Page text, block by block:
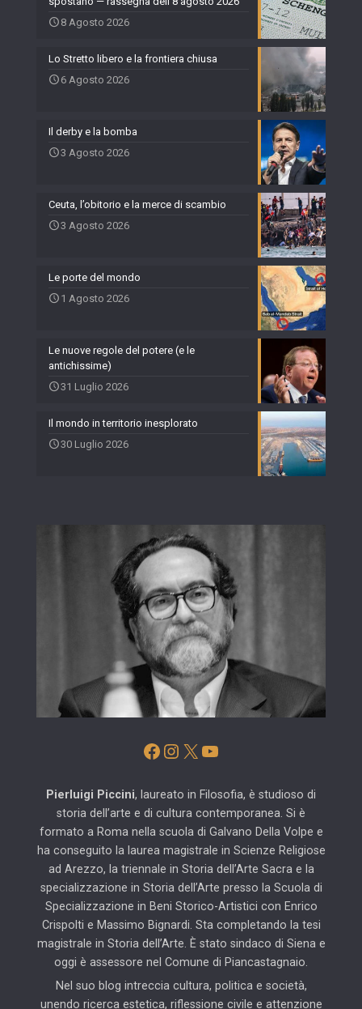
8 Agosto 2026
Lo Stretto libero e la frontiera chiusa
6 Agosto 2026
Il derby e la bomba
3 Agosto 2026
Ceuta, l’obitorio e la merce di scambio
3 Agosto 2026
Le porte del mondo
1 Agosto 2026
Le nuove regole del potere (e le
antichissime)
31 Luglio 2026
Il mondo in territorio inesplorato
30 Luglio 2026
Facebook
Instagram
X YouTube
Pierluigi Piccini, laureato in Filosofia, è studioso di
storia dell’arte e di cultura contemporanea. Si è
formato a Roma nella scuola di Galvano Della Volpe e
ha conseguito la laurea magistrale in Scienze Religiose
ad Arezzo, la triennale in Storia dell’Arte Sacra e la
specializzazione in Storia dell’Arte presso la Scuola di
Specializzazione in Beni Storico-Artistici con Enrico
Crispolti e Massimo Bignardi. Sta completando la tesi
magistrale in Storia dell’Arte. È stato sindaco di Siena e
oggi è assessore nel Comune di Piancastagnaio.
Nel suo blog intreccia cultura, politica e società,
unendo ricerca estetica, riflessione civile e attenzione